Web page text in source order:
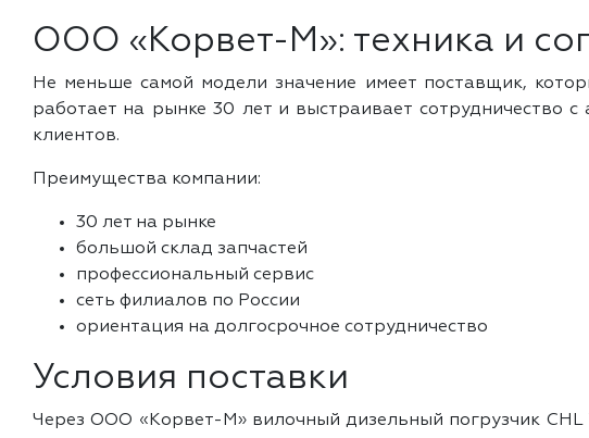
ООО «Корвет-М»: техника и
Не меньше самой модели значение имеет поставщик,
работает на рынке 30 лет и выстраивает сотрудничество
клиентов.
Преимущества компании:
30 лет на рынке
большой склад запчастей
профессиональный сервис
сеть филиалов по России
ориентация на долгосрочное сотрудничество
Условия поставки
Через ООО «Корвет-М» вилочный дизельный погрузчик CHL